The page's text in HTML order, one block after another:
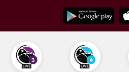
content